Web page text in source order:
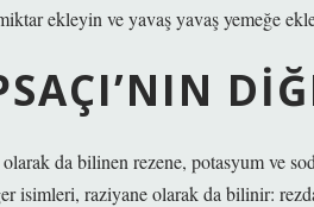
ekleyin ve yavaş yavaş yemeğe
da bilinen rezene, potasyum ve
isimleri, raziyane olarak da bilinir: